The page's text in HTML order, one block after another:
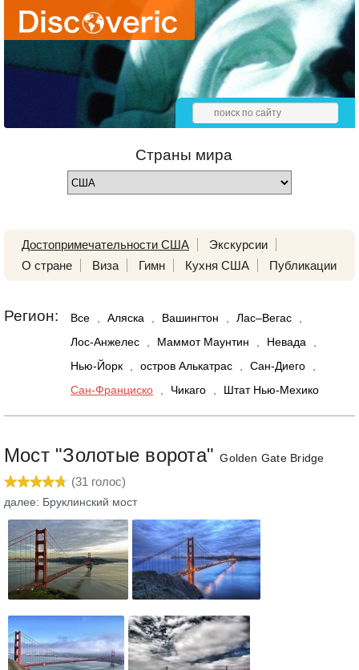
Страны мира
Достопримечательности США
Экскурсии
О стране
Виза Гимн Кухня США Публикации
Регион: Все Аляска Вашингтон Лас–Вегас
Лос-Анжелес
Маммот Маунтин Невада
Нью-Йорк
остров Алькатрас Сан-Диего
Сан-Франциско
Чикаго Штат Нью-Мехико
Мост "Золотые ворота"Golden Gate Bridge
(31 голос)
далее: Бруклинский мост